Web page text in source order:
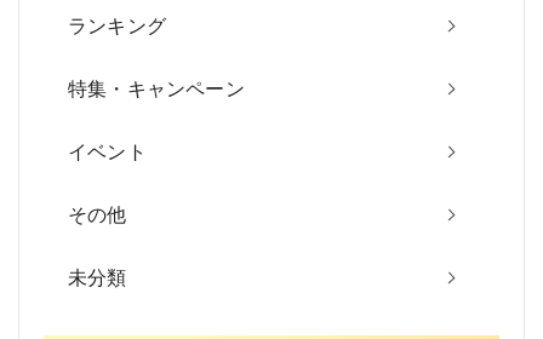
ンランキング
特集・キャンペーン
イベント
その他
未分類